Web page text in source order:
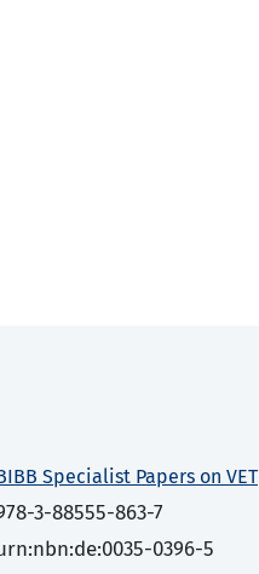
Specialist Papers on VET
3-88555-863-7
0396-5